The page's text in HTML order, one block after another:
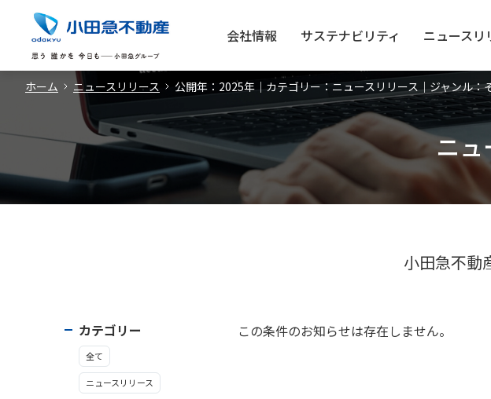
会社情報 サステナビリティ ニュースリ
ホーム ニュースリリース 公開年：2025年｜カテゴリー：ニュースリリース｜ジャンル：
ニュ
小田急不動
カテゴリー
全て
ニュースリリース
この条件のお知らせは存在しません。